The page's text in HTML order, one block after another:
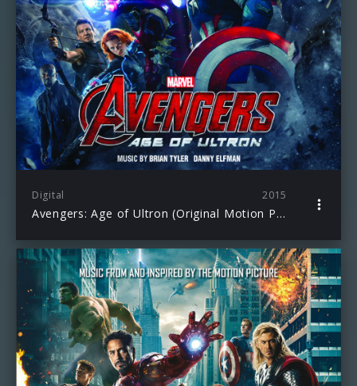
Digital 2015
Avengers: Age of Ultron (Original Motion Picture Soundtrack)